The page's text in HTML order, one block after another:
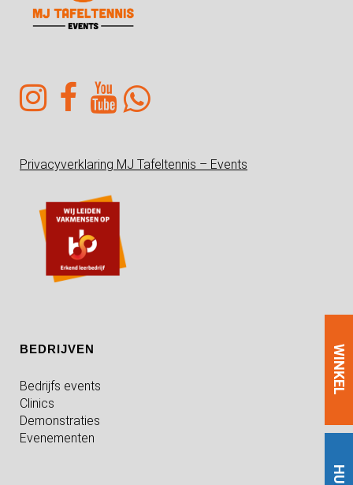
WINKEL
Privacyverklaring MJ Tafeltennis – Events
BEDRIJVEN
Bedrijfs events
Clinics
Demonstraties
Evenementen